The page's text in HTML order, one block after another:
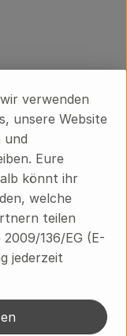
verwenden
unsere Website
und
Eure
könnt ihr
welche
teilen
136/EG (E-
jederzeit